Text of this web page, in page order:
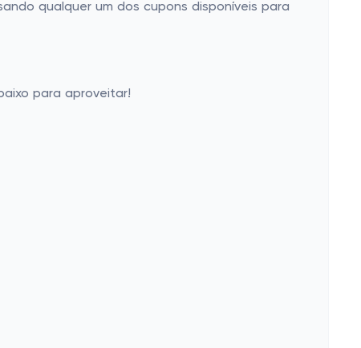
qualquer um dos cupons disponíveis para
para aproveitar!